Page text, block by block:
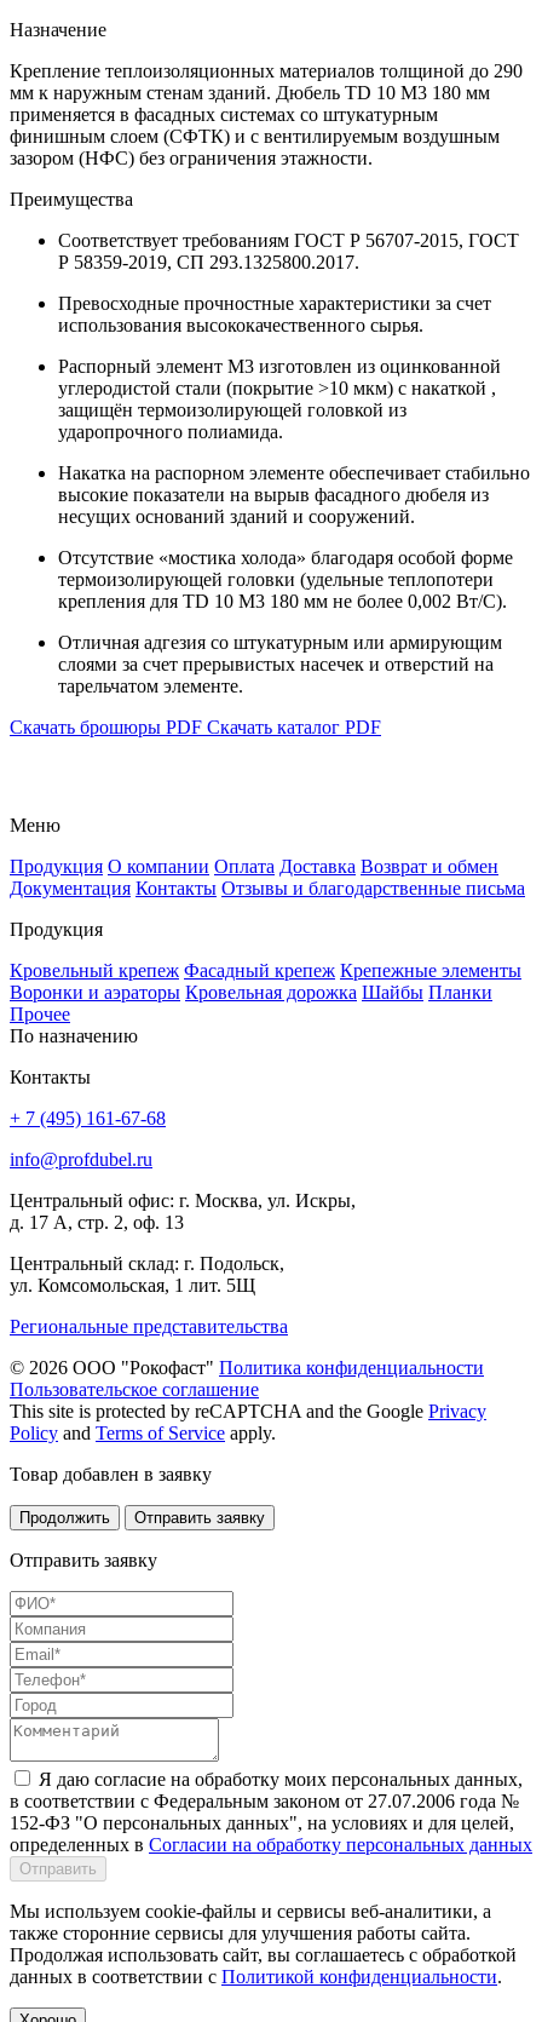
Назначение
Крепление теплоизоляционных материалов толщиной до 290
мм к наружным стенам зданий. Дюбель TD 10 M3 180 мм
применяется в фасадных системах со штукатурным
финишным слоем (СФТК) и с вентилируемым воздушным
зазором (НФС) без ограничения этажности.
Преимущества
Соответствует требованиям ГОСТ Р 56707-2015, ГОСТ
Р 58359-2019, СП 293.1325800.2017.
Превосходные прочностные характеристики за счет
использования высококачественного сырья.
Распорный элемент М3 изготовлен из оцинкованной
углеродистой стали (покрытие >10 мкм) с накаткой ,
защищён термоизолирующей головкой из
ударопрочного полиамида.
Накатка на распорном элементе обеспечивает стабильно
высокие показатели на вырыв фасадного дюбеля из
несущих оснований зданий и сооружений.
Отсутствие «мостика холода» благодаря особой форме
термоизолирующей головки (удельные теплопотери
крепления для TD 10 M3 180 мм не более 0,002 Вт/C).
Отличная адгезия со штукатурным или армирующим
слоями за счет прерывистых насечек и отверстий на
тарельчатом элементе.
Скачать брошюры PDF Скачать каталог PDF
Меню
Продукция О компании Оплата Доставка Возврат и обмен
Документация Контакты Отзывы и благодарственные письма
Продукция
Кровельный крепеж Фасадный крепеж Крепежные элементы
Воронки и аэраторы Кровельная дорожка Шайбы Планки
Прочее
По назначению
Контакты
+ 7 (495) 161-67-68
info@profdubel.ru
Центральный офис: г. Москва, ул. Искры,
д. 17 А, стр. 2, оф. 13
Центральный склад: г. Подольск,
ул. Комсомольская, 1 лит. 5Щ
Региональные представительства
© 2026 ООО "Рокофаст" Политика конфиденциальности
Пользовательское соглашение
This site is protected by reCAPTCHA and the Google Privacy
Policy and Terms of Service apply.
Товар добавлен в заявку
Продолжить Отправить заявку
Отправить заявку
Я даю согласие на обработку моих персональных данных,
в соответствии с Федеральным законом от 27.07.2006 года №
152-ФЗ "О персональных данных", на условиях и для целей,
определенных в Согласии на обработку персональных данных
Отправить
Мы используем cookie-файлы и сервисы веб-аналитики, а
также сторонние сервисы для улучшения работы сайта.
Продолжая использовать сайт, вы соглашаетесь с обработкой
данных в соответствии с Политикой конфиденциальности.